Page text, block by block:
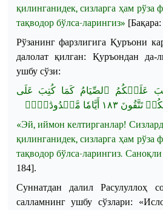
қилинганидек, сизларга ҳам
тақводор бўлса-ларингиз»
Рўзанинг фарзлигига Қуръони
далолат қилган:
Қуръондан да-
ушбу сўзи:
كُتِبَ عَلَيۡكُمُ ٱلصِّيَامُ كَمَا كُتِبَ عَلَى
تَتَّقُونَ ١٨٣ أَيَّامٗا مَّعۡدُودَٰتٖۚ ﵞ
«Эй, иймон келтирганлар!
қилинганидек, сизларга ҳам
тақводор бўлса-ларингиз.
184].
Суннатдан далил Расулуллоҳ
салламнинг ушбу сўзлари: